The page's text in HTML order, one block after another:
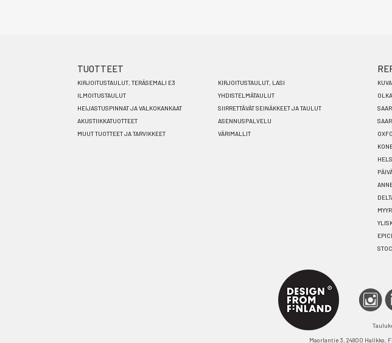
Footer
menu
FI
TUOTTEET
KIRJOITUSTAULUT, TERÄSEMALI E3
KIRJOITUSTAULUT, LASI
ILMOITUSTAULUT
YHDISTELMÄTAULUT
HEIJASTUSPINNAT JA VALKOKANKAAT
SIIRRETTÄVÄT SEINÄKKEET JA TAULUT
AKUSTIIKKATUOTTEET
ASENNUSPALVELU
MUUT TUOTTEET JA TARVIKKEET
VÄRIMALLIT
Maorlantie 3, 24800 Halikko,